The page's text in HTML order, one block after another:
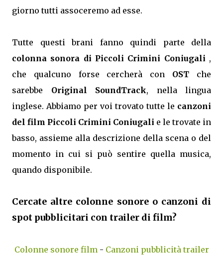
giorno tutti assoceremo ad esse.
Tutte questi brani fanno quindi parte della
colonna sonora di Piccoli Crimini Coniugali ,
che qualcuno forse cercherà con OST che
sarebbe Original SoundTrack, nella lingua
inglese. Abbiamo per voi trovato tutte le canzoni
del film Piccoli Crimini Coniugali e le trovate in
basso, assieme alla descrizione della scena o del
momento in cui si può sentire quella musica,
quando disponibile.
Cercate altre colonne sonore o canzoni di
spot pubblicitari con trailer di film?
Colonne sonore film- Canzoni pubblicità trailer